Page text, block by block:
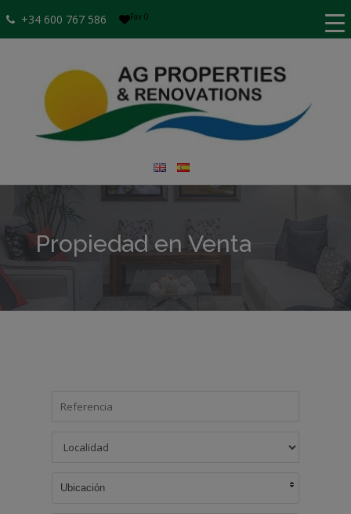
+34 600 767 586 Fav 0
Propiedad en Venta
Ubicación